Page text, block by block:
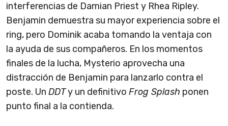
interferencias de Damian Priest y Rhea Ripley.
Benjamin demuestra su mayor experiencia sobre el
ring, pero Dominik acaba tomando la ventaja con
la ayuda de sus compañeros. En los momentos
finales de la lucha, Mysterio aprovecha una
distracción de Benjamin para lanzarlo contra el
poste. Un DDTy un definitivo Frog Splash ponen
punto final a la contienda.